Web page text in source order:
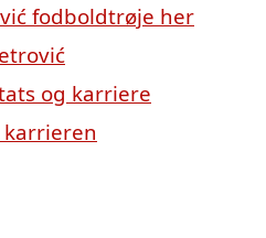
fodboldtrøje her
og karriere